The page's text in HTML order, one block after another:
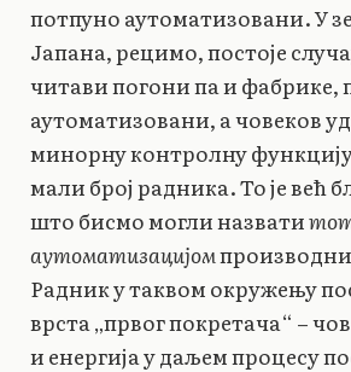
потпуно аутоматизовани. У
Јапана, рецимо, постоје
читави погони па и фабрике,
аутоматизовани, а човеков
минорну контролну
мали број радника. То је већ
што бисмо могли назвати
аутоматизацијом
Радник у таквом окружењу
врста „првог покретача“ –
и енергија у даљем процесу